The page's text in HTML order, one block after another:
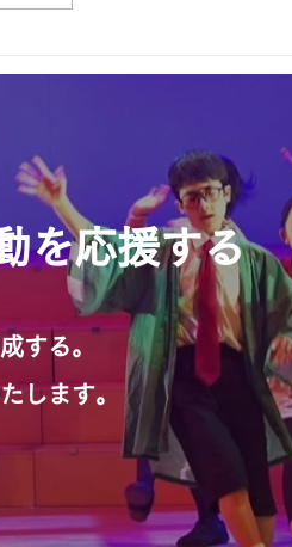
を応援する
する。
します。